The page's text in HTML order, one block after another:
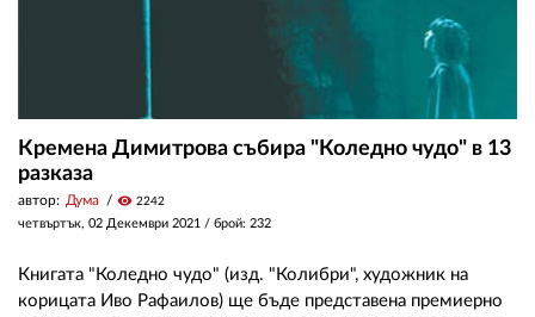
Кремена Димитрова събира "Коледно чудо" в 13
разказа
автор: Дума visibility 2242
четвъртък, 02 Декември 2021 / брой: 232
Книгата "Коледно чудо" (изд. "Колибри", художник на
корицата Иво Рафаилов) ще бъде представена премиерно